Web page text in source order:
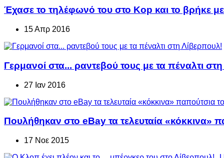
Έχασε το τηλέφωνό του στο Kop και το βρήκε
15 Απρ 2016
Γερμανοί στα... ραντεβού τους με τα πέναλτι
27 Ιαν 2016
Πουλήθηκαν στο eBay τα τελευταία «κόκκινα»
17 Νοε 2015